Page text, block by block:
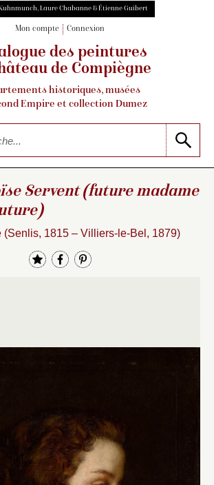
Laure Chabanne & Étienne Guibert
Mon compte Connexion
des peintures
de Compiègne
historiques, musées
Empire et collection Dumez
Servent (future madame
(Senlis, 1815 – Villiers-le-Bel, 1879)